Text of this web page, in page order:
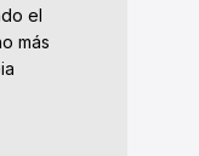
el
más